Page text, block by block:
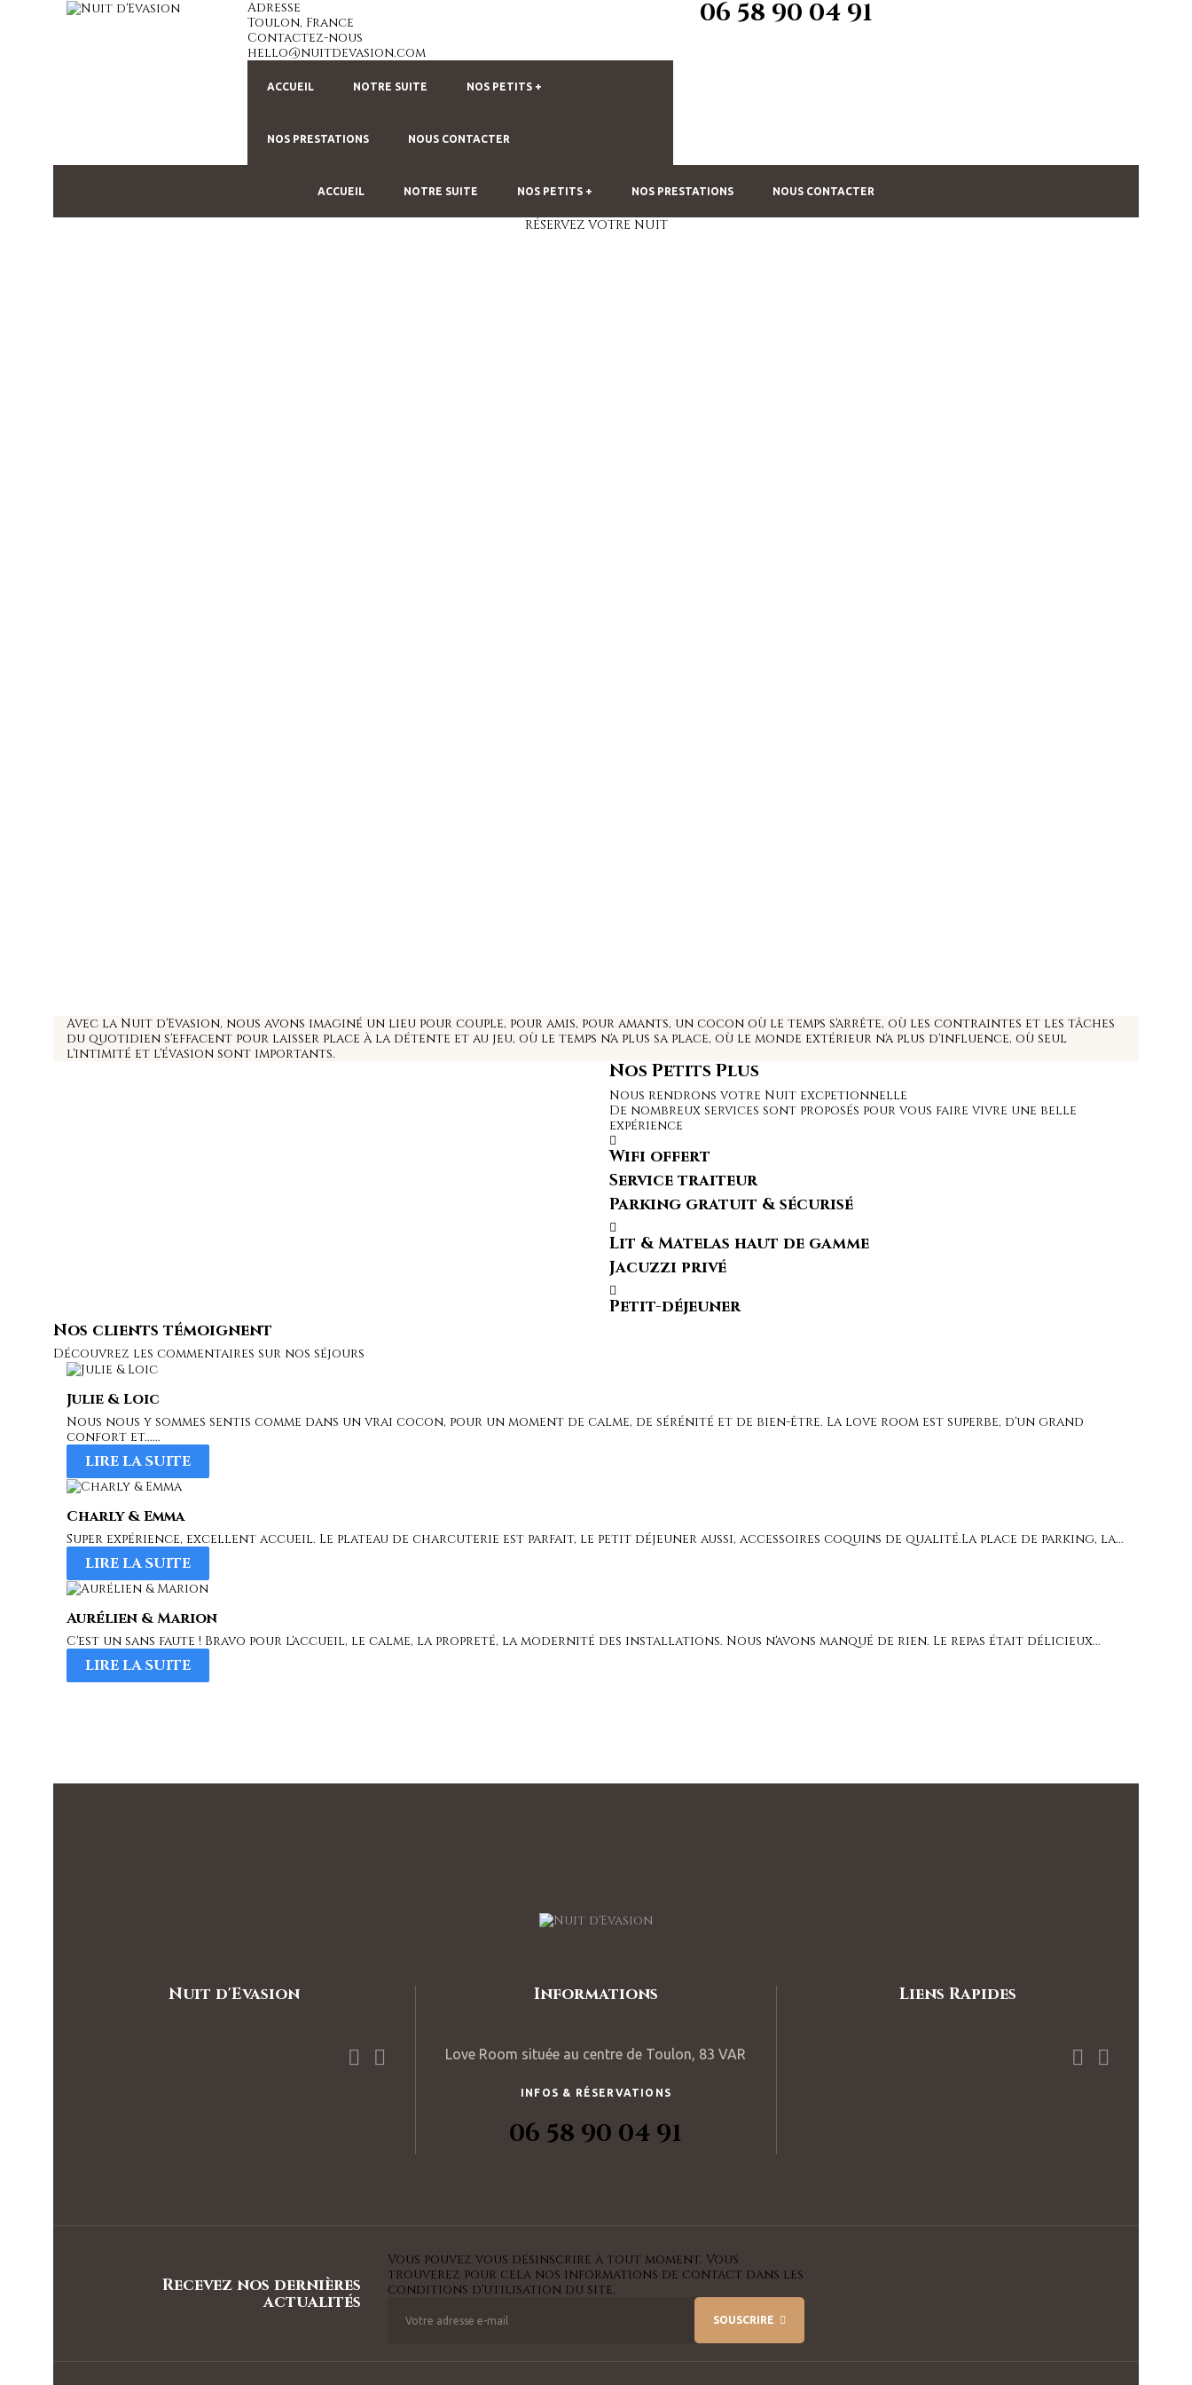
Adresse
Toulon, France
Contactez-nous
hello@nuitdevasion.com
ACCUEIL NOTRE SUITE NOS PETITS +
NOS PRESTATIONS NOUS CONTACTER
06 58 90 04 91
ACCUEIL NOTRE SUITE NOS PETITS + NOS PRESTATIONS NOUS CONTACTER
VIVEZ UNE NUIT
RÉSERVEZ VOTRE NUIT
Avec la Nuit d'Evasion, nous avons imaginé un lieu pour couple, pour amis, pour amants, un cocon où le temps s'arrête, où les contraintes et les tâches
du quotidien s'effacent pour laisser place à la détente et au jeu, où le temps n'a plus sa place, où le monde extérieur n'a plus d'influence, où seul
l'intimité et l'évasion sont importants.
Nos Petits Plus
Nous rendrons votre Nuit excpetionnelle
De nombreux services sont proposés pour vous faire vivre une belle
expérience
Wifi offert
Service traiteur
Parking gratuit & sécurisé
Lit & Matelas haut de gamme
Jacuzzi privé
Petit-déjeuner
Nos clients témoignent
Découvrez les commentaires sur nos séjours
Julie & Loic
Nous nous y sommes sentis comme dans un vrai cocon, pour un moment de calme, de sérénité et de bien-être. La love room est superbe, d'un grand
confort et......
LIRE LA SUITE
Charly & Emma
Super expérience, excellent accueil. Le plateau de charcuterie est parfait, le petit déjeuner aussi, accessoires coquins de qualité.La place de parking, la...
LIRE LA SUITE
Aurélien & Marion
C'est un sans faute ! Bravo pour l'accueil, le calme, la propreté, la modernité des installations. Nous n'avons manqué de rien. Le repas était délicieux...
LIRE LA SUITE
Nuit d'Evasion
 
Informations
Love Room située au centre de Toulon, 83 VAR
INFOS & RÉSERVATIONS
06 58 90 04 91
Liens Rapides
 
Recevez nos dernières
actualités
Vous pouvez vous désinscrire à tout moment. Vous
trouverez pour cela nos informations de contact dans les
conditions d'utilisation du site.
SOUSCRIRE